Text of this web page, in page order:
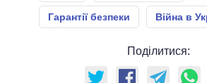
Гарантії безпеки Війна в
Поділитися: